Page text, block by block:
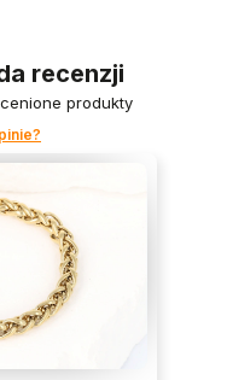
recenzji
produkty